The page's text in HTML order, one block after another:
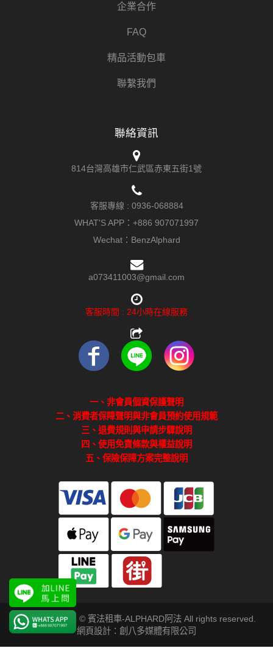
企業合作
FAQ
精品活動包車
聯繫我們
聯絡資訊
814台灣高雄市仁武區赤東五街1號
客服專線 : 0936-068884
WHAT'S APP： +886 907071997
Wechat：BenzAlphard
a073411003@gmail.com
客服時間 : 24小時在線服務
一、非會員個資保護聲明
二、消費者保障聲明與非會員預約使用規範
三、退費規則與申請步驟說明
四、使用免責條款與權益說明
五、保險保障方案完整說明
Copyright 2024 © 賓法租車-ALPHARD阿法 All rights reserved.
網頁設計：創八多媒體有限公司